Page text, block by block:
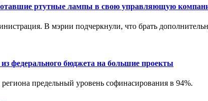
ртутные лампы в свою управляющую
В мэрии подчеркнули, что брать
федерального бюджета на большие проекты
предельный уровень софинасирования в 94%.